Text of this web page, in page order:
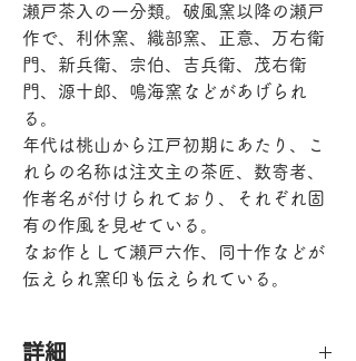
瀬戸茶入の一分類。破風窯以降の瀬戸
作で、利休窯、織部窯、正意、万右衛
門、新兵衛、宗伯、吉兵衛、茂右衛
門、源十郎、鳴海窯などがあげられ
る。
年代は桃山から江戸初期にあたり、こ
れらの名称は注文主の茶匠、数寄者、
作者名が付けられており、それぞれ固
有の作風を見せている。
なお作として瀬戸六作、同十作などが
伝えられ窯印も伝えられている。
詳細